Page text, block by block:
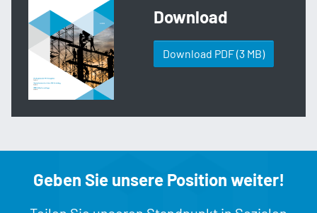
Download
Download PDF(3 MB)
Geben Sie unsere Position weiter!